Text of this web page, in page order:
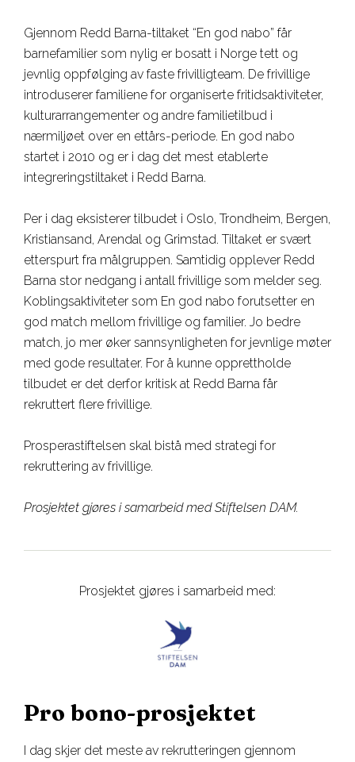
Gjennom Redd Barna-tiltaket “En god nabo” får
barnefamilier som nylig er bosatt i Norge tett og
jevnlig oppfølging av faste frivilligteam. De frivillige
introduserer familiene for organiserte fritidsaktiviteter,
kulturarrangementer og andre familietilbud i
nærmiljøet over en ettårs-periode. En god nabo
startet i 2010 og er i dag det mest etablerte
integreringstiltaket i Redd Barna.
Per i dag eksisterer tilbudet i Oslo, Trondheim, Bergen,
Kristiansand, Arendal og Grimstad. Tiltaket er svært
etterspurt fra målgruppen. Samtidig opplever Redd
Barna stor nedgang i antall frivillige som melder seg.
Koblingsaktiviteter som En god nabo forutsetter en
god match mellom frivillige og familier. Jo bedre
match, jo mer øker sannsynligheten for jevnlige møter
med gode resultater. For å kunne opprettholde
tilbudet er det derfor kritisk at Redd Barna får
rekruttert flere frivillige.
Prosperastiftelsen skal bistå med strategi for
rekruttering av frivillige.
Prosjektet gjøres i samarbeid med Stiftelsen DAM.
Prosjektet gjøres i samarbeid med:
Pro bono-prosjektet
I dag skjer det meste av rekrutteringen gjennom